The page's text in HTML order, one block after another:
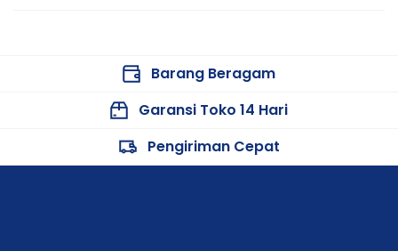
Barang Beragam
Garansi Toko 14 Hari
Pengiriman Cepat